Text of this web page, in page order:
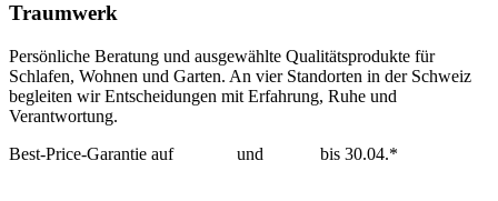
Traumwerk
Persönliche Beratung und ausgewählte Qualitätsprodukte für
Schlafen, Wohnen und Garten. An vier Standorten in der Schweiz
begleiten wir Entscheidungen mit Erfahrung, Ruhe und
Verantwortung.
Best-Price-Garantie auf
und
bis 30.04.*